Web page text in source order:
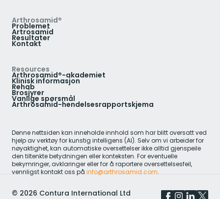
Arthrosamid®
Problemet
Artrosamid
Resultater
Kontakt
Resources
Arthrosamid®-akademiet
Klinisk informasjon
Rehab
Brosjyrer
Vanlige spørsmål
Arthrosamid-hendelsesrapportskjema
Denne nettsiden kan inneholde innhold som har blitt oversatt ved
hjelp av verktøy for kunstig intelligens (AI). Selv om vi arbeider for
nøyaktighet, kan automatiske oversettelser ikke alltid gjenspeile
den tiltenkte betydningen eller konteksten. For eventuelle
bekymringer, avklaringer eller for å raportere oversettelsesfeil,
vennligst kontakt oss på info@arthrosamid.com.
© 2026 Contura International Ltd